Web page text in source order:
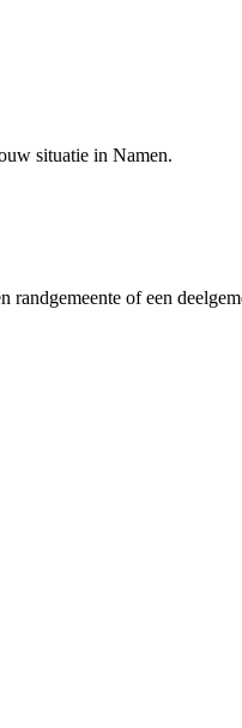
situatie in Namen.
randgemeente of een